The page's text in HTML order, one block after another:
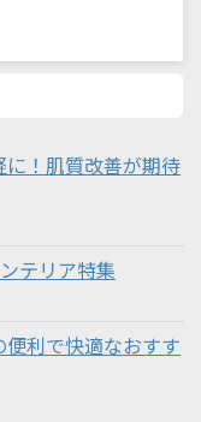
！肌質改善が期待
テリア特集
利で快適なおすす